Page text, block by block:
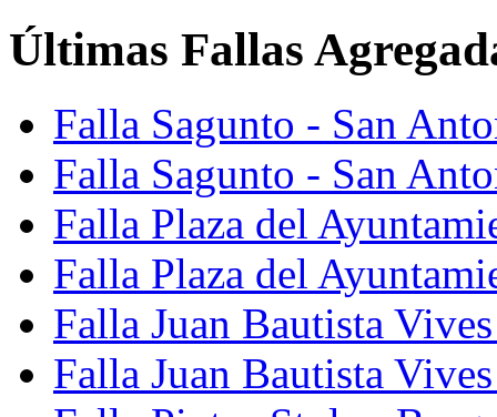
Últimas Fallas
Falla Sagunto - San
Falla Sagunto - San
Falla Plaza del
Falla Plaza del
Falla Juan Bautista
Falla Juan Bautista